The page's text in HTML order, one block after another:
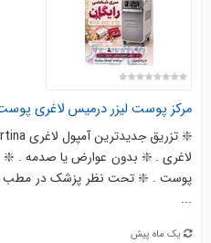
مرکز پوست لیزر درمیس لاغری پوست
لاغری . ❇️ بدون عوارض یا صدمه .
پوست . ❇️ تحت نظر پزشک در مطب
...
یک ماه پیش